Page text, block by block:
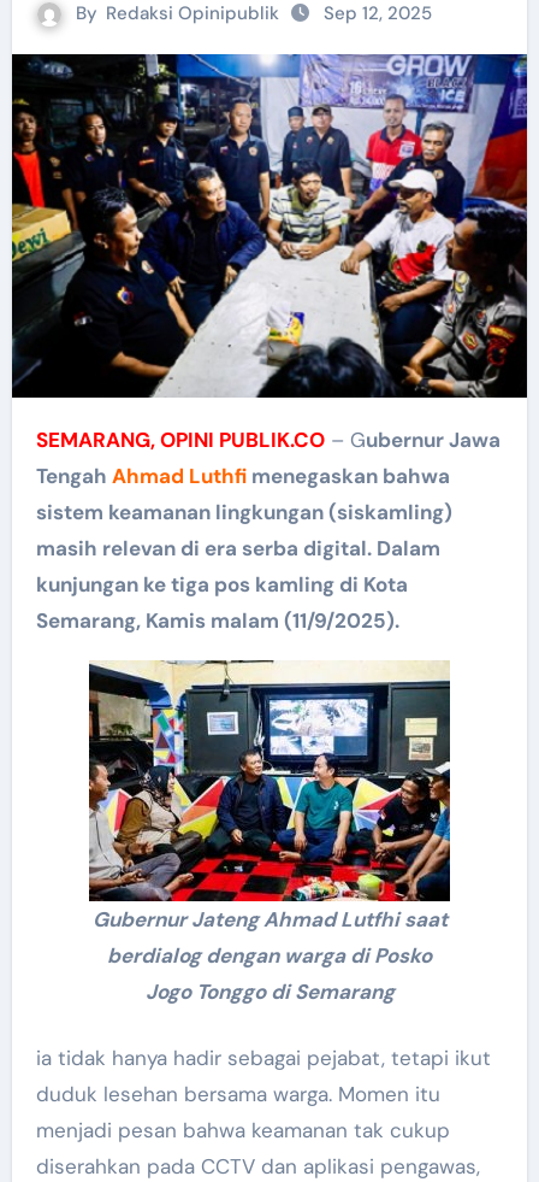
By Redaksi Opinipublik Sep 12, 2025
SEMARANG, OPINI PUBLIK.CO – Gubernur Jawa
Tengah Ahmad Luthfimenegaskan bahwa
sistem keamanan lingkungan (siskamling)
masih relevan di era serba digital. Dalam
kunjungan ke tiga pos kamling di Kota
Semarang, Kamis malam (11/9/2025).
Gubernur Jateng Ahmad Lutfhi saat
berdialog dengan warga di Posko
Jogo Tonggo di Semarang
ia tidak hanya hadir sebagai pejabat, tetapi ikut
duduk lesehan bersama warga. Momen itu
menjadi pesan bahwa keamanan tak cukup
diserahkan pada CCTV dan aplikasi pengawas,